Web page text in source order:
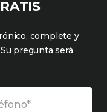
complete y
pregunta será